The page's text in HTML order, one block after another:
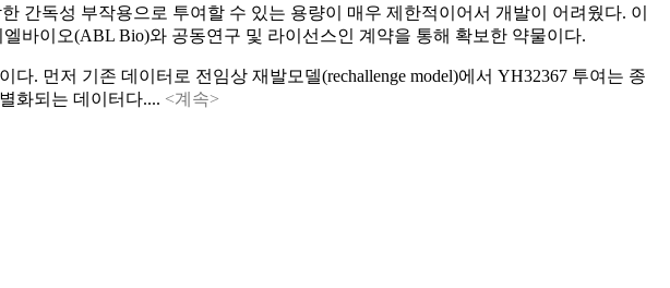
간독성 부작용으로 투여할 수 있는 용량이 매우 제한적이어서 개발이 어려웠다. 이
바이오(ABL Bio)와 공동연구 및 라이선스인 계약을 통해 확보한 약물이다.
. 먼저 기존 데이터로 전임상 재발모델(rechallenge model)에서 YH32367 투여는 종
화되는 데이터다.... <계속>